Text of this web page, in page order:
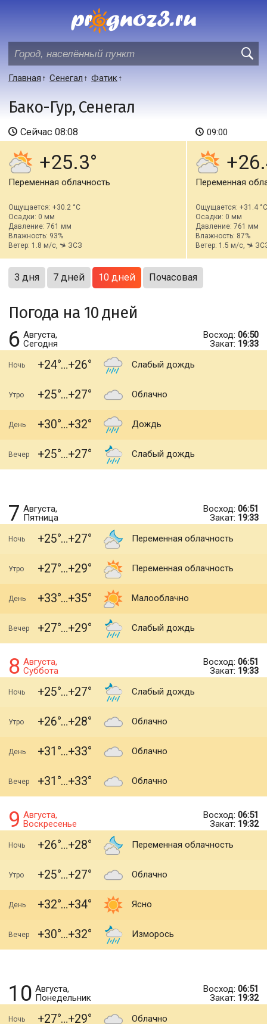
Главная Сенегал Фатик
Бако-Гур, Сенегал
Сейчас 08:08
+25.3
Переменная облачность
Ощущается: +30.2 °C
Осадки: 0 мм
Давление: 761 мм
Влажность: 93%
Ветер: 1.8 м/с,
ЗСЗ
09:00
Переменная
Ощущается: +31.4 °C
Осадки: 0 мм
Давление: 761 мм
Влажность: 87%
Ветер: 1.5 м/с,
3 дня 7 дней 10 дней Почасовая
Погода на 10 дней
6 Августа,
Сегодня
Восход: 06:50
Закат: 19:33
Ночь +24 +26 Слабый дождь
Утро +25 +27 Облачно
День +30 +32 Дождь
Вечер +25 +27 Слабый дождь
7 Августа,
Пятница
Восход: 06:51
Закат: 19:33
Ночь +25 +27 Переменная облачность
Утро +27 +29 Переменная облачность
День +33 +35 Малооблачно
Вечер +27 +29 Слабый дождь
8 Августа,
Суббота
Восход: 06:51
Закат: 19:33
Ночь +25 +27 Слабый дождь
Утро +26 +28 Облачно
День +31 +33 Облачно
Вечер +31 +33 Облачно
9 Августа,
Воскресенье
Восход: 06:51
Закат: 19:32
Ночь +26 +28 Переменная облачность
Утро +25 +27 Облачно
День +32 +34 Ясно
Вечер +30 +32 Изморось
10 Августа,
Понедельник
Восход: 06:51
Закат: 19:32
Ночь +27 +29 Облачно